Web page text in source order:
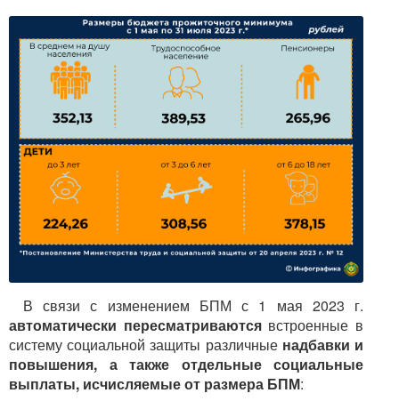
В связи с изменением БПМ с 1 мая 2023 г.
автоматически пересматриваютсявстроенные в
систему социальной защиты различные надбавки и
повышения, а также отдельные социальные
выплаты, исчисляемые от размера БПМ: